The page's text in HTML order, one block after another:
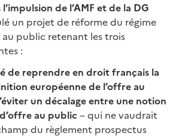
l’impulsion de l’AMF et de la DG
un projet de réforme du régime
au public retenant les trois
:
de reprendre en droit français la
européenne de l’offre au
un décalage entre une notion
au public– qui ne vaudrait
du règlement prospectus